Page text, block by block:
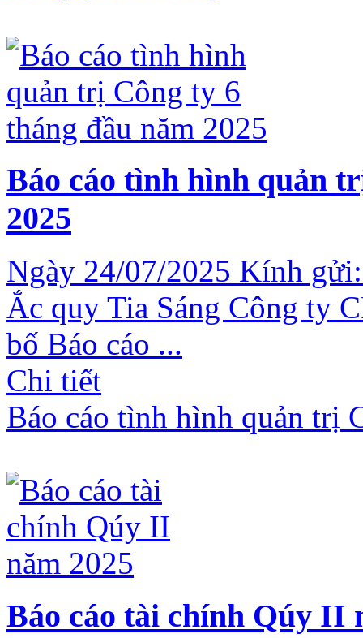
Báo cáo tình hình quản
2025
Ngày 24/07/2025 Kính
Ắc quy Tia Sáng Công ty
bố Báo cáo ...
Chi tiết
Báo cáo tình hình quản trị
Báo cáo tài chính Qúy II